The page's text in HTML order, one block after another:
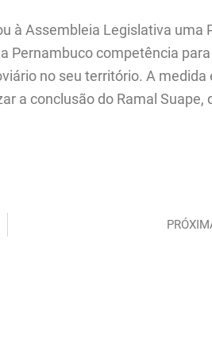
à Assembleia Legislativa uma
Pernambuco competência
no seu território. A medida
a conclusão do Ramal Suape,